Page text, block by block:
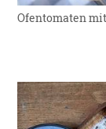
Ofentomaten